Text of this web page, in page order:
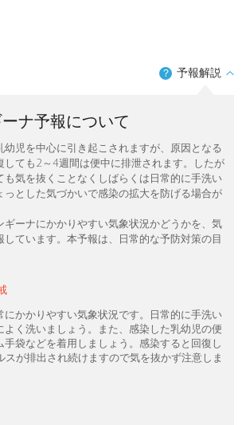
？ 予報解説
ナ予報について
幼児を中心に引き起こされますが、原因となる
しても2～4週間は便中に排泄されます。したが
も気を抜くことなくしばらくは日常的に手洗い
っとした気づかいで感染の拡大を防げる場合が
ギーナにかかりやすい気象状況かどうかを、気
しています。本予報は、日常的な予防対策の目
にかかりやすい気象状況です。日常的に手洗い
よく洗いましょう。また、感染した乳幼児の便
手袋などを着用しましょう。感染すると回復し
スが排出され続けますので気を抜かず注意しま